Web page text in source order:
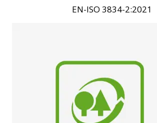
EN-ISO 3834-2:2021